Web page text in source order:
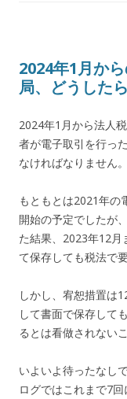
2024年1月か
局、どうした
2024年1月から法人
者が電子取引を行っ
なければなりません。
もともとは2021年の
開始の予定でしたが
た結果、2023年12月
て保存しても税法で
しかし、宥恕措置は
して書面で保存して
るとは看做されない
いよいよ待ったなし
ログではこれまで7